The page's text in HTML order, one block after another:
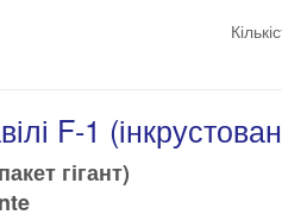
F-1
гігант)